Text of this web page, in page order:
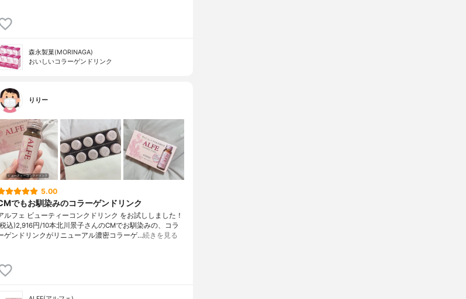
森永製菓(MORINAGA)
おいしいコラーゲンドリンク
りりー
5.00
でもお馴染みのコラーゲンドリンク
ルフェ ビューティーコンクドリンク をお試ししました！
込)2,916円/10本北川景子さんのCMでお馴染みの、コラ
ゲンドリンクがリニューアル濃密コラーゲ…続きを見る